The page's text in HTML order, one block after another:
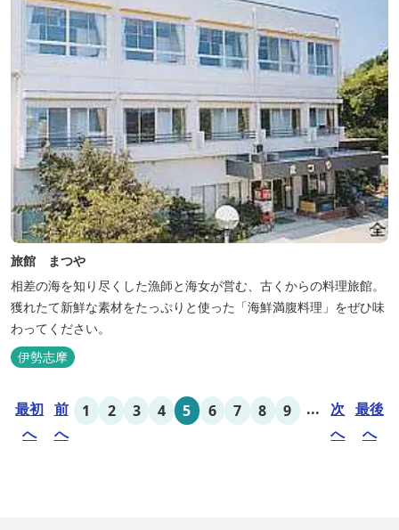
旅館 まつや
相差の海を知り尽くした漁師と海女が営む、古くからの料理旅館。
獲れたて新鮮な素材をたっぷりと使った「海鮮満腹料理」をぜひ味
わってください。
伊勢志摩
最初
へ
前
へ
1 2 3 4 5 6 7 8 9 ...
次
へ
最後
へ